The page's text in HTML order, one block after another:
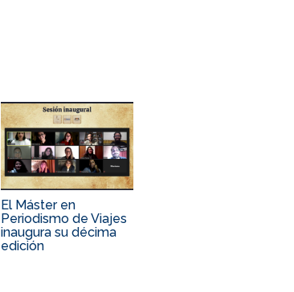
El Máster en
Periodismo de Viajes
inaugura su décima
edición